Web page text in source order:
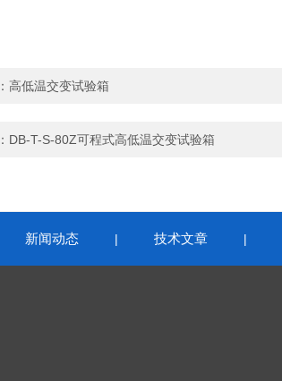
高低温交变试验箱
DB-T-S-80Z可程式高低温交变试验箱
新闻动态 | 技术文章 |